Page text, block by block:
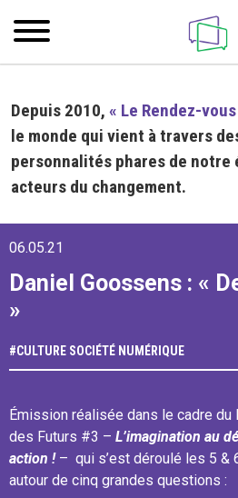
Depuis 2010, « Le Rendez-
le monde qui vient à travers
personnalités phares de notre
acteurs du changement.
06.05.21
Daniel Goossens : «
»
#CULTURE SOCIÉTÉ NUMÉRIQUE
Émission réalisée dans le cadre
des Futurs #3 – L’imagination au
action !– qui s’est déroulé les 5 &
autour de cinq grandes questions :